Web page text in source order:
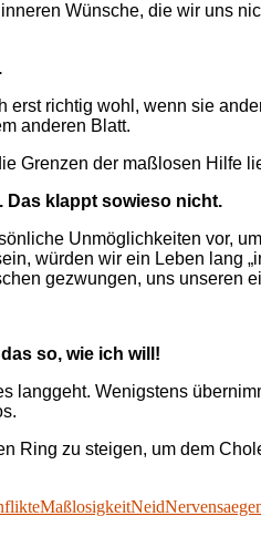
Wünsche, die wir uns
erst richtig wohl, wenn sie
anderen Blatt.
Grenzen der maßlosen Hilfe
Das klappt sowieso nicht.
Unmöglichkeiten vor,
würden wir ein Leben lang
gezwungen, uns unseren
so, wie ich will!
langgeht. Wenigstens
Ring zu steigen, um dem
MaßlosigkeitNeid